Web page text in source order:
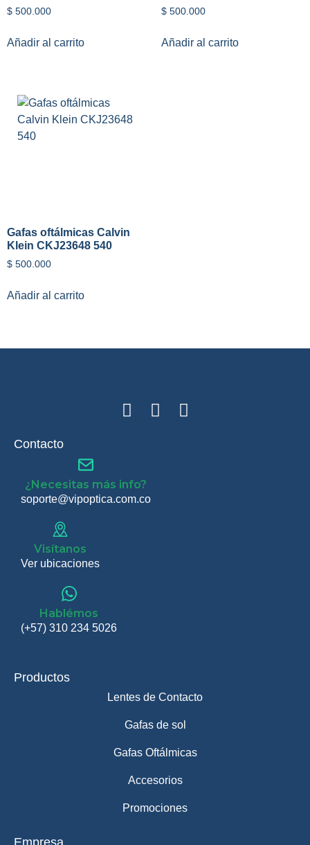
$ 500.000
Añadir al carrito
$500.000
Añadir al carrito
Gafas oftálmicas Calvin
Klein CKJ23648 540
$ 500.000
Añadir al carrito
Contacto
¿Necesitas más info?
soporte@vipoptica.com.co
Visítanos
Ver ubicaciones
Hablémos
(+57) 310 234 5026
Productos
Lentes de Contacto
Gafas de sol
Gafas Oftálmicas
Accesorios
Promociones
Empresa